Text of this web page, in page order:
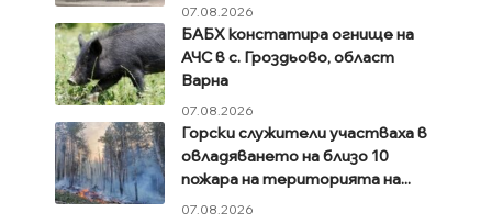
07.08.2026
БАБХ констатира огнище на
АЧС в с. Гроздьово, област
Варна
07.08.2026
Горски служители участваха в
овладяването на близо 10
пожара на територията на...
07.08.2026